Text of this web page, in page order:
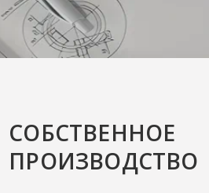
СОБСТВЕННОЕ
ПРОИЗВОДСТВО